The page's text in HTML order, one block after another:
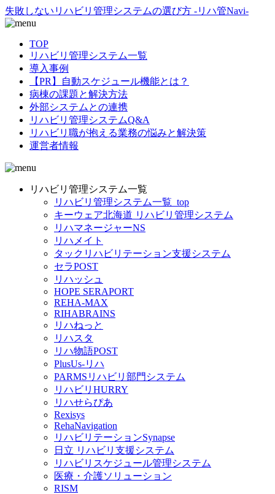
失敗しないリハビリ管理システムの選び方 -リハ管Navi-
TOP
リハビリ管理システム一覧
導入事例
【PR】自動スケジュール機能とは？
病棟の課題と解決方法
外部システムとの連携
リハビリ管理システムQ&A
リハビリ職が抱える業務の悩みと解決策
運営者情報
リハビリ管理システム一覧
リハビリ管理システム一覧_top
キーウェア北海道 リハビリ管理システム
リハマネージャーNS
リハメイト
タックリハビリテーション支援システム
セラPOST
リハッシュ
HOPE SERAPORT
REHA-MAX
RIHABRAINS
リハねっと
リハスタ
リハ物語POST
PlusUs-リハ
PARMSリハビリ部門システム
リハビリHURRY
リハせらぴあ
Rexisys
RehaNavigation
リハビリテーションSynapse
日立 リハビリ支援システム
リハビリスケジュール管理システム
医療・介護ソリューション
RISM